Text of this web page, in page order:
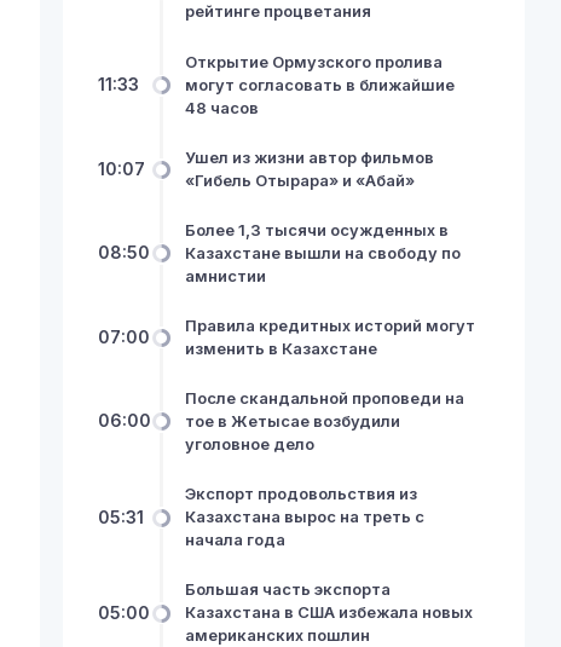
рейтинге процветания
11:33
Открытие Ормузского пролива
могут согласовать в ближайшие
48 часов
10:07
Ушел из жизни автор фильмов
«Гибель Отырара» и «Абай»
08:50
Более 1,3 тысячи осужденных в
Казахстане вышли на свободу по
амнистии
07:00
Правила кредитных историй могут
изменить в Казахстане
06:00
После скандальной проповеди на
тое в Жетысае возбудили
уголовное дело
05:31
Экспорт продовольствия из
Казахстана вырос на треть с
начала года
05:00
Большая часть экспорта
Казахстана в США избежала новых
американских пошлин